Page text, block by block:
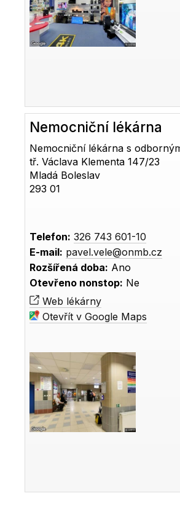
Nemocniční lékárna
Nemocniční lékárna s
tř. Václava Klementa 147/23
Mladá Boleslav
293 01
Telefon: 326 743 601-10
E-mail: pavel.vele@onmb.cz
Rozšířená doba: Ano
Otevřeno nonstop: Ne
Web lékárny
Otevřít v Google Maps